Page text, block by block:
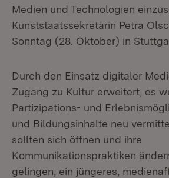
Medien und Technologien
Kunststaatssekretärin Petra
Sonntag (28. Oktober) in
Durch den Einsatz digitaler
Zugang zu Kultur erweitert, es
Partizipations- und
und Bildungsinhalte neu
sollten sich öffnen und ihre
Kommunikationspraktiken
gelingen, ein jüngeres,